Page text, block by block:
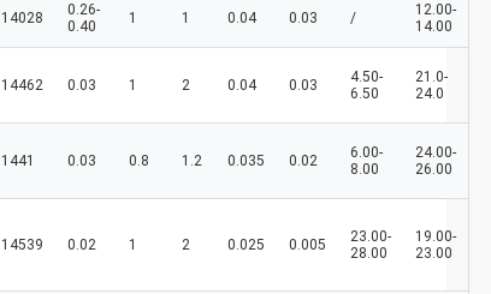
14028
0.26-
0.40
1 1 0.04 0.03 /
12.00-
14.00
14462 0.03 1 2 0.04 0.03
4.50-
6.50
21.0-
24.0
1441 0.03 0.8 1.2 0.035 0.02
6.00-
8.00
24.00-
26.00
14539 0.02 1 2 0.025 0.005
23.00-
28.00
19.00-
23.00